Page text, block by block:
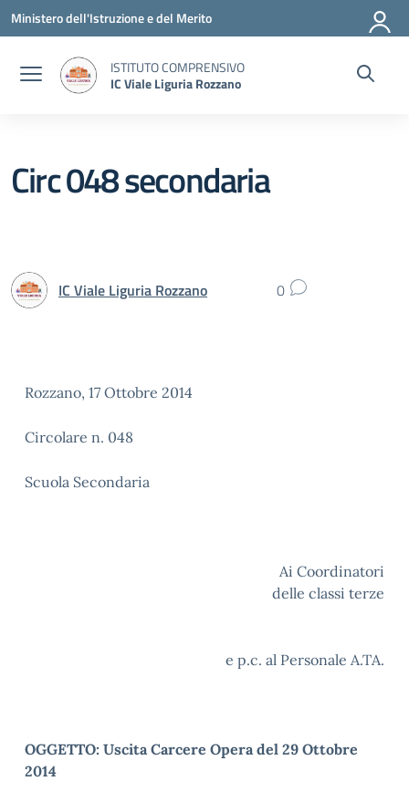
Vai ai contenuti
Vai al menu di navigazione
Vai al footer
Ministero dell'Istruzione e del Merito
ISTITUTO COMPRENSIVO
IC Viale Liguria Rozzano
Circ 048 secondaria
IC Viale Liguria Rozzano 0
Rozzano, 17 Ottobre 2014
Circolare n. 048
Scuola Secondaria
Ai Coordinatori
delle classi terze
e p.c. al Personale A.TA.
OGGETTO: Uscita Carcere Opera del 29 Ottobre
2014